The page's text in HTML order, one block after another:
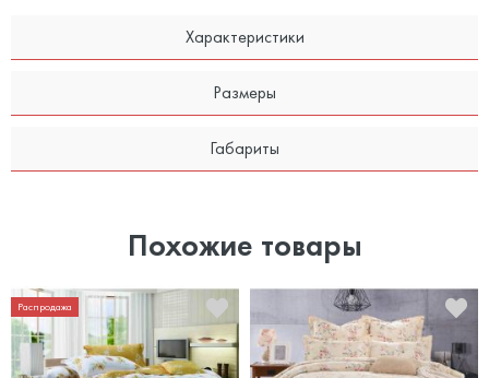
Характеристики
Размеры
Габариты
Похожие товары
Распродажа